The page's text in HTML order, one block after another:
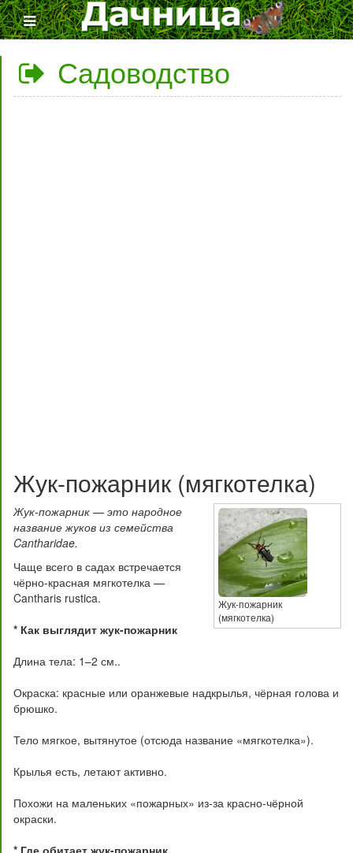
Садоводство
Жук-пожарник (мягкотелка)
Жук-пожарник
(мягкотелка)
Жук-пожарник — это народное
название жуков из семейства
Cantharidae.
Чаще всего в садах встречается
чёрно-красная мягкотелка —
Cantharis rustica.
* Как выглядит жук-пожарник
Длина тела: 1–2 см..
Окраска: красные или оранжевые надкрылья, чёрная голова и
брюшко.
Тело мягкое, вытянутое (отсюда название «мягкотелка»).
Крылья есть, летают активно.
Похожи на маленьких «пожарных» из-за красно-чёрной
окраски.
* Где обитает жук-пожарник